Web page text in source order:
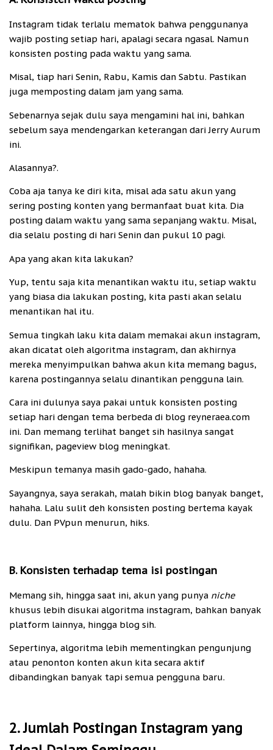
Instagram tidak terlalu mematok bahwa penggunanya
wajib posting setiap hari, apalagi secara ngasal. Namun
konsisten posting pada waktu yang sama.
Misal, tiap hari Senin, Rabu, Kamis dan Sabtu. Pastikan
juga memposting dalam jam yang sama.
Sebenarnya sejak dulu saya mengamini hal ini, bahkan
sebelum saya mendengarkan keterangan dari Jerry Aurum
ini.
Alasannya?.
Coba aja tanya ke diri kita, misal ada satu akun yang
sering posting konten yang bermanfaat buat kita. Dia
posting dalam waktu yang sama sepanjang waktu. Misal,
dia selalu posting di hari Senin dan pukul 10 pagi.
Apa yang akan kita lakukan?
Yup, tentu saja kita menantikan waktu itu, setiap waktu
yang biasa dia lakukan posting, kita pasti akan selalu
menantikan hal itu.
Semua tingkah laku kita dalam memakai akun instagram,
akan dicatat oleh algoritma instagram, dan akhirnya
mereka menyimpulkan bahwa akun kita memang bagus,
karena postingannya selalu dinantikan pengguna lain.
Cara ini dulunya saya pakai untuk konsisten posting
setiap hari dengan tema berbeda di blog reyneraea.com
ini. Dan memang terlihat banget sih hasilnya sangat
signifikan, pageview blog meningkat.
Meskipun temanya masih gado-gado, hahaha.
Sayangnya, saya serakah, malah bikin blog banyak banget,
hahaha. Lalu sulit deh konsisten posting bertema kayak
dulu. Dan PVpun menurun, hiks.
B. Konsisten terhadap tema isi postingan
Memang sih, hingga saat ini, akun yang punya niche
khusus lebih disukai algoritma instagram, bahkan banyak
platform lainnya, hingga blog sih.
Sepertinya, algoritma lebih mementingkan pengunjung
atau penonton konten akun kita secara aktif
dibandingkan banyak tapi semua pengguna baru.
2. Jumlah Postingan Instagram yang